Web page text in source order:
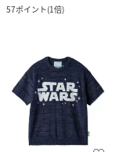
57ポイント(1倍)